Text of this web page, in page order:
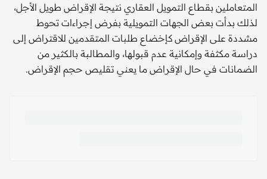
المتعاملين بقطاع التمويل العقاري نتيجة الإقراض طويل الأجل،
لذلك بدأت بعض الجهات التمويلية بفرض إجراءات تحوط
مشددة على الإقراض كإخضاع طلبات المتقدمين للاقتراض إلى
دراسة مكثفة وإمكانية عدم قبولها، والمطالبة بالكثير من
الضمانات في حال الإقراض ما يعني تقليص حجم الإقراض.